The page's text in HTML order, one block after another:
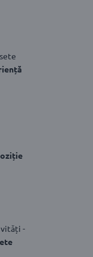
-